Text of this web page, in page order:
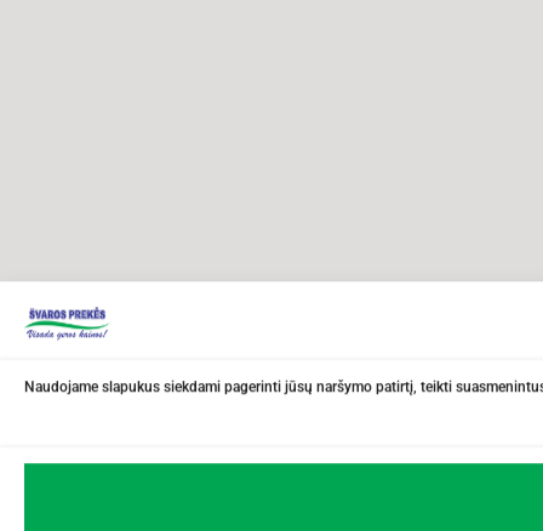
Naudojame slapukus siekdami pagerinti jūsų naršymo patirtį, teikti